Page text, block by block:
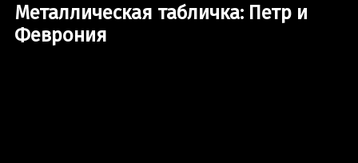
Металлическая табличка: Петр и
Феврония